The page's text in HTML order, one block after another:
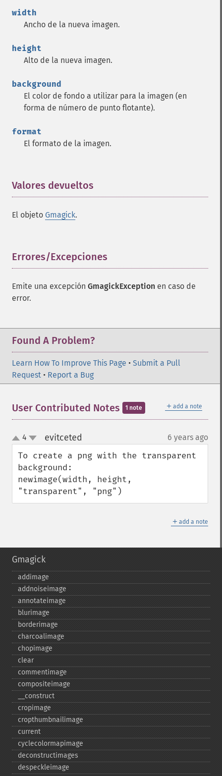
width
Ancho de la nueva imagen.
height
Alto de la nueva imagen.
background
El color de fondo a utilizar para la imagen (en
forma de número de punto flotante).
format
El formato de la imagen.
Valores devueltos
El objeto Gmagick.
Errores/Excepciones
Emite una excepción GmagickException en caso de
error.
Found A Problem?
Learn How To Improve This Page • Submit a Pull
Request • Report a Bug
＋ add a note
User Contributed Notes 1 note
up
down
4 evitceted 6 years ago
To create a png with the transparent
background:
newimage(width, height,
"transparent", "png")
＋ add a note
Gmagick
addimage
addnoiseimage
annotateimage
blurimage
borderimage
charcoalimage
chopimage
clear
commentimage
compositeimage
_​_​construct
cropimage
cropthumbnailimage
current
cyclecolormapimage
deconstructimages
despeckleimage